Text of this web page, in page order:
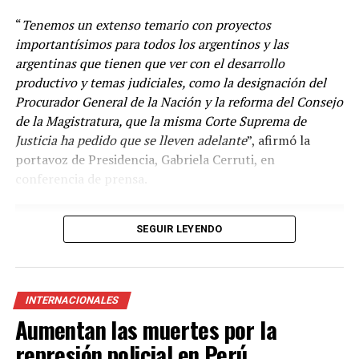
“Venimos diciendo que la circulación de las variantes ha
sido muy dinámica y desde el principio la vacuna en el
beneficioso de la vacunación en las hospitalizaciones y
las muertes”, agregó.
que se suman al Plan de Vacunación son del laboratorio
etaria superior a los 12 años; y otra del laboratorio
Moderna, disponible para la población en general desde
“Tenemos un extenso temario con proyectos
importantísimos para todos los argentinos y las
argentinas que tienen que ver con el desarrollo
productivo y temas judiciales, como la designación del
Procurador General de la Nación y la reforma del Consejo
de la Magistratura, que la misma Corte Suprema de
Justicia ha pedido que se lleven adelante”, afirmó la
portavoz de Presidencia, Gabriela Cerruti, en
conferencia de prensa.
SEGUIR LEYENDO
INTERNACIONALES
Aumentan las muertes por la